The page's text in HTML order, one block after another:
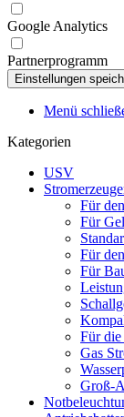
Google Analytics
Partnerprogramm
Menü
Kategorien
USV
Für
Für
Für
Für
Für
Gas
Groß-